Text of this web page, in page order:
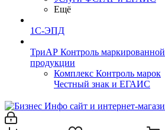
Ещё
1С-ЭПД
ТриАР Контроль маркированной
продукции
Комплекс Контроль марок
Честный знак и ЕГАИС